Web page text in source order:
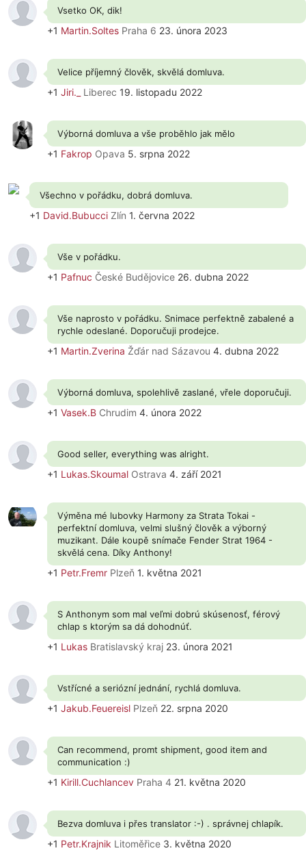
Vsetko OK, dik!
+1 Martin.Soltes Praha 6 23. února 2023
Velice příjemný člověk, skvělá domluva.
+1 Jiri._ Liberec 19. listopadu 2022
Výborná domluva a vše proběhlo jak mělo
+1 Fakrop Opava 5. srpna 2022
Všechno v pořádku, dobrá domluva.
+1 David.Bubucci Zlín 1. června 2022
Vše v pořádku.
+1 Pafnuc České Budějovice 26. dubna 2022
Vše naprosto v pořádku. Snimace perfektně zabalené a
rychle odeslané. Doporučuji prodejce.
+1 Martin.Zverina Žďár nad Sázavou 4. dubna 2022
Výborná domluva, spolehlivě zaslané, vřele doporučuji.
+1 Vasek.B Chrudim 4. února 2022
Good seller, everything was alright.
+1 Lukas.Skoumal Ostrava 4. září 2021
Výměna mé lubovky Harmony za Strata Tokai -
perfektní domluva, velmi slušný člověk a výborný
muzikant. Dále koupě snímače Fender Strat 1964 -
skvělá cena. Díky Anthony!
+1 Petr.Fremr Plzeň 1. května 2021
S Anthonym som mal veľmi dobrú skúsenosť, férový
chlap s ktorým sa dá dohodnúť.
+1 Lukas Bratislavský kraj 23. února 2021
Vstřícné a seriózní jednání, rychlá domluva.
+1 Jakub.Feuereisl Plzeň 22. srpna 2020
Can recommend, promt shipment, good item and
communication :)
+1 Kirill.Cuchlancev Praha 4 21. května 2020
Bezva domluva i přes translator :-) . správnej chlapík.
+1 Petr.Krajnik Litoměřice 3. května 2020